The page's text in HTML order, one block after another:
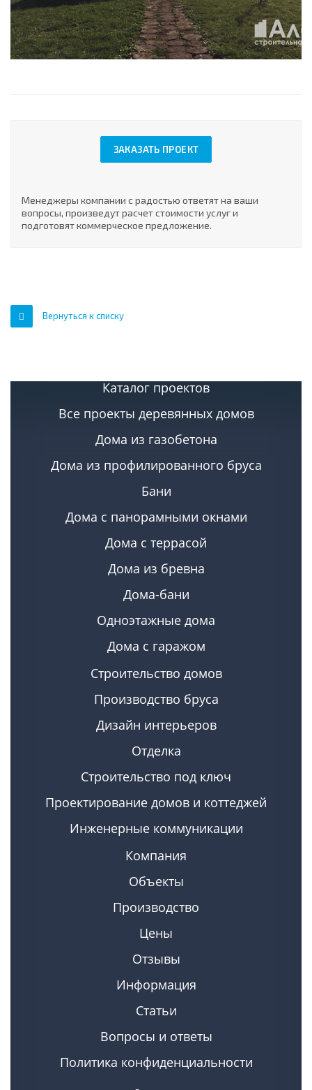
ЗАКАЗАТЬ ПРОЕКТ
Менеджеры компании с радостью ответят на ваши
вопросы, произведут расчет стоимости услуг и
подготовят коммерческое предложение.
Вернуться к списку
Каталог проектов
Все проекты деревянных домов
Дома из газобетона
Дома из профилированного бруса
Бани
Дома с панорамными окнами
Дома с террасой
Дома из бревна
Дома-бани
Одноэтажные дома
Дома с гаражом
Строительство домов
Производство бруса
Дизайн интерьеров
Отделка
Строительство под ключ
Проектирование домов и коттеджей
Инженерные коммуникации
Компания
Объекты
Производство
Цены
Отзывы
Информация
Статьи
Вопросы и ответы
Политика конфиденциальности